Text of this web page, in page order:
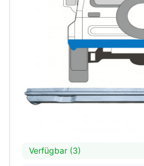
Verfügbar (3)